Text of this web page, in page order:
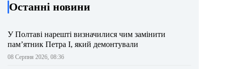
Останні новини
У Полтаві нарешті визначилися чим замінити
пам’ятник Петра І, який демонтували
08 Серпня 2026, 08:36